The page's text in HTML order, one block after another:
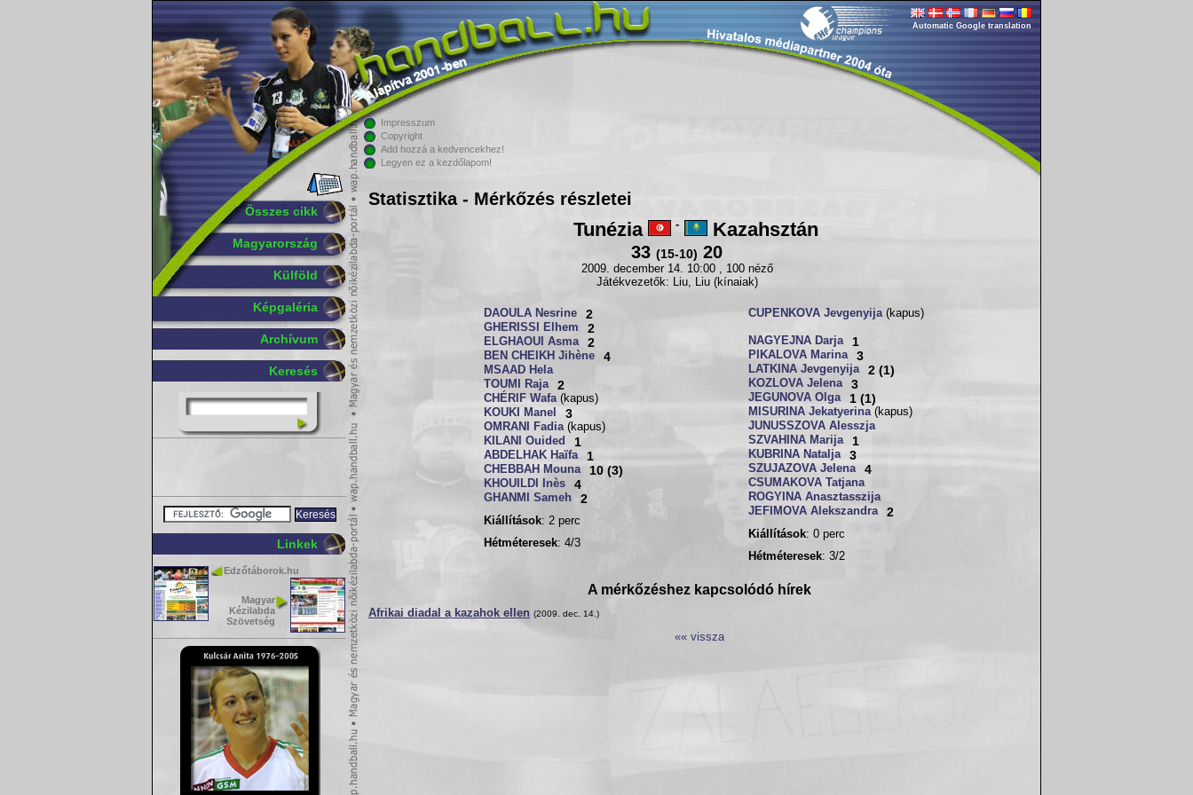
Összes cikk
Magyarország
Külföld
Képgaléria
Archívum
Keresés
Linkek
Edzőtáborok.hu
Magyar
Kézilabda
Szövetség
Automatic Google translation
Impresszum
Copyright
Add hozzá a kedvencekhez!
Legyen ez a kezdőlapom!
Statisztika - Mérkőzés részletei
Tunézia - Kazahsztán
33 (15-10) 20
2009. december 14. 10:00 , 100 néző
Játékvezetők: Liu, Liu (kínaiak)
DAOULA Nesrine 2
GHERISSI Elhem 2
ELGHAOUI Asma 2
BEN CHEIKH Jihène 4
MSAAD Hela
TOUMI Raja
2
CHÉRIF Wafa(kapus)
KOUKI Manel
3
OMRANI Fadia(kapus)
KILANI Ouided
1
ABDELHAK Haïfa 1
CHEBBAH Mouna 10 (3)
KHOUILDI Inès 4
GHANMI Sameh 2
Kiállítások: 2 perc
Hétméteresek: 4/3
CUPENKOVA Jevgenyija(kapus)
NAGYEJNA Darja 1
PIKALOVA Marina 3
LATKINA Jevgenyija 2 (1)
KOZLOVA Jelena 3
JEGUNOVA Olga 1 (1)
MISURINA Jekatyerina(kapus)
JUNUSSZOVA Alesszja
SZVAHINA Marija
1
KUBRINA Natalja 3
SZUJAZOVA Jelena 4
CSUMAKOVA Tatjana
ROGYINA Anasztasszija
JEFIMOVA Alekszandra
2
Kiállítások: 0 perc
Hétméteresek: 3/2
A mérkőzéshez kapcsolódó hírek
Afrikai diadal a kazahok ellen (2009. dec. 14.)
«« vissza